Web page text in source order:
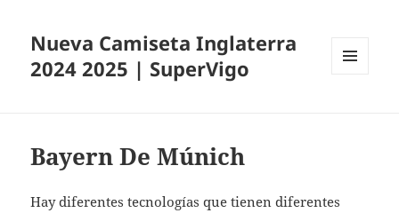
Nueva Camiseta Inglaterra
2024 2025 | SuperVigo
Bayern De Múnich
Hay diferentes tecnologías que tienen diferentes